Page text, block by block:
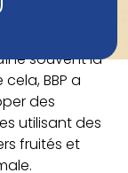
est
industriel
souvent la
BBP a
des
utilisant des
fruités et